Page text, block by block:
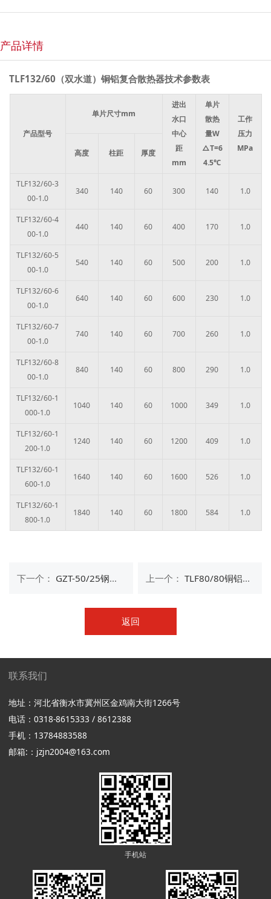
产品详情
TLF132/60（双水道）铜铝复合散热器技术参数表
产品型号
单片尺寸mm
进出
水口
中心
距
mm
单片
散热
量W
△T=6
4.5℃
工作
压力
MPa
高度 柱距 厚度
TLF132/60-3
00-1.0
340 140 60 300 140 1.0
TLF132/60-4
00-1.0
440 140 60 400 170 1.0
TLF132/60-5
00-1.0
540 140 60 500 200 1.0
TLF132/60-6
00-1.0
640 140 60 600 230 1.0
TLF132/60-7
00-1.0
740 140 60 700 260 1.0
TLF132/60-8
00-1.0
840 140 60 800 290 1.0
TLF132/60-1
000-1.0
1040 140 60 1000 349 1.0
TLF132/60-1
200-1.0
1240 140 60 1200 409 1.0
TLF132/60-1
600-1.0
1640 140 60 1600 526 1.0
TLF132/60-1
800-1.0
1840 140 60 1800 584 1.0
上一个： TLF80/80铜铝复合散热器
下一个： GZT-50/25钢制柱式散热器
返回
联系我们
地址：河北省衡水市冀州区金鸡南大街1266号
电话：0318-8615333 / 8612388
手机：13784883588
邮箱:：jzjn2004@163.com
手机站